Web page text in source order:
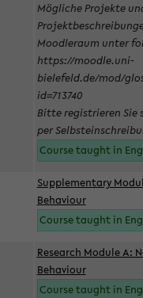
Mögliche Projekte
Moodleraum unter
https://moodle.uni-
bielefeld.de/mod/
id=713740
Bitte registrieren Sie
per
Course taught in
Supplementary
Behaviour
Course taught in
Research Module A:
Behaviour
Course taught in